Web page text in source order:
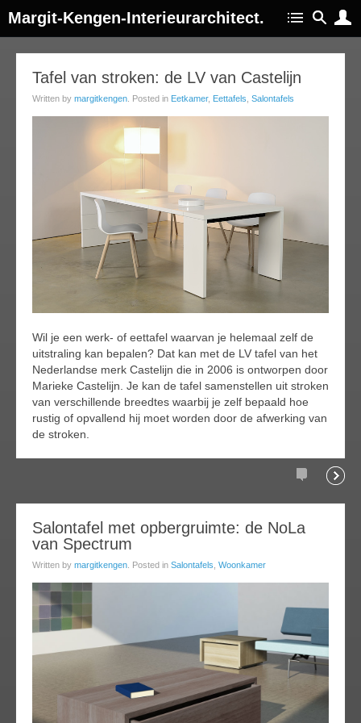
Margit-Kengen-Interieurarchitect.
Tafel van stroken: de LV van Castelijn
Written by margitkengen . Posted in Eetkamer, Eettafels Salontafels
Wil je een werk- of eettafel waarvan je helemaal zelf de
uitstraling kan bepalen? Dat kan met de LV tafel van het
Nederlandse merk Castelijn die in 2006 is ontworpen door
Marieke Castelijn. Je kan de tafel samenstellen uit stroken
van verschillende breedtes waarbij je zelf bepaald hoe
rustig of opvallend hij moet worden door de afwerking van
de stroken.
Comments
Salontafel met opbergruimte: de NoLa
van Spectrum
Written by margitkengen . Posted in Salontafels Woonkamer